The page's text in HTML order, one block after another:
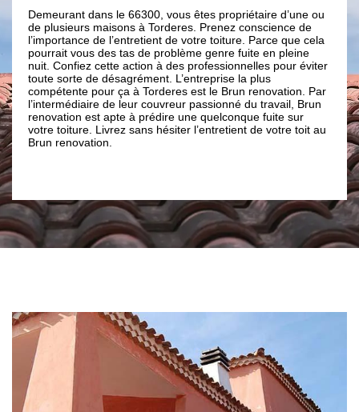
le 66300, vous êtes propriétaire d’une ou
à Torderes. Prenez conscience de
de l’entretient de votre toiture. Parce que cela
des tas de problème genre fuite en pleine
cette action à des professionnelles pour éviter
désagrément. L’entreprise la plus
ça à Torderes est le Brun renovation. Par
de leur couvreur passionné du travail, Brun
apte à prédire une quelconque fuite sur
Livrez sans hésiter l’entretient de votre toit au
réparation
Notre entreprise de
connaissances et
de vos travaux de
type de revêtement
ardoise, en zinc, en
de vous donner des
dans le temps ; nous
nous sommes une
d’expérience tous
66. Après notre
et remplira